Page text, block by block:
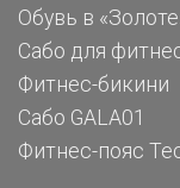
Обувь в
Сабо для
Фитнес-бикини
Сабо GALA01
Фитнес-пояс